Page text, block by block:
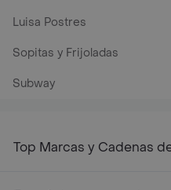
Luisa Postres
Sopitas y Frijoladas
Subway
Top Marcas y Cadenas